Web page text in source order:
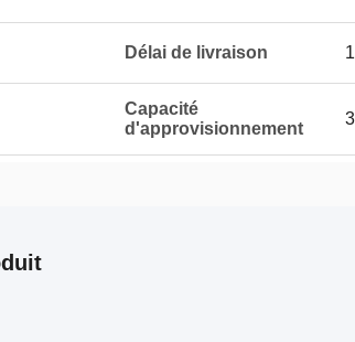
Délai de livraison
Capacité
d'approvisionnement